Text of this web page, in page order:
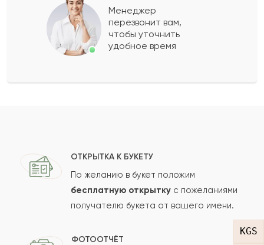
KGS
Показать еще
Ваш e-mail
Отзыв
Менеджер
перезвонит вам,
чтобы уточнить
удобное время
ОТКРЫТКА К БУКЕТУ
По желанию в букет положим
бесплатную открытку с пожеланиями
получателю букета от вашего имени.
ФОТООТЧЁТ